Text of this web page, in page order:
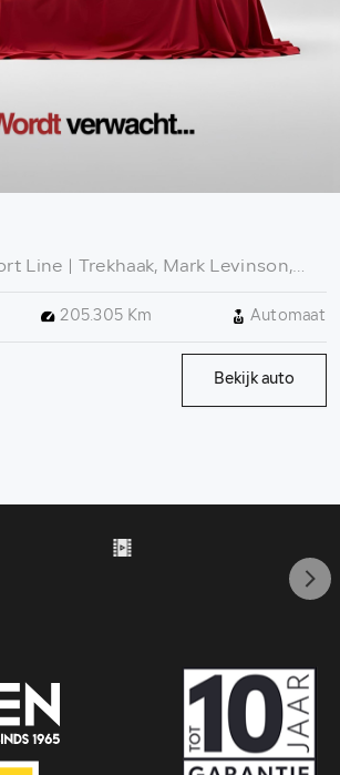
Line | Trekhaak, Mark Levinson,
205.305 Km Automaat
Bekijk auto